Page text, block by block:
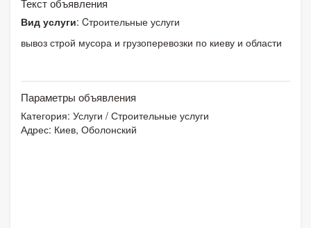
Вид услуги: Cтроительные услуги
вывоз строй мусора и грузоперевозки по киеву и области
Параметры объявления
Категория: Услуги / Строительные услуги
Адрес: Киев, Оболонский